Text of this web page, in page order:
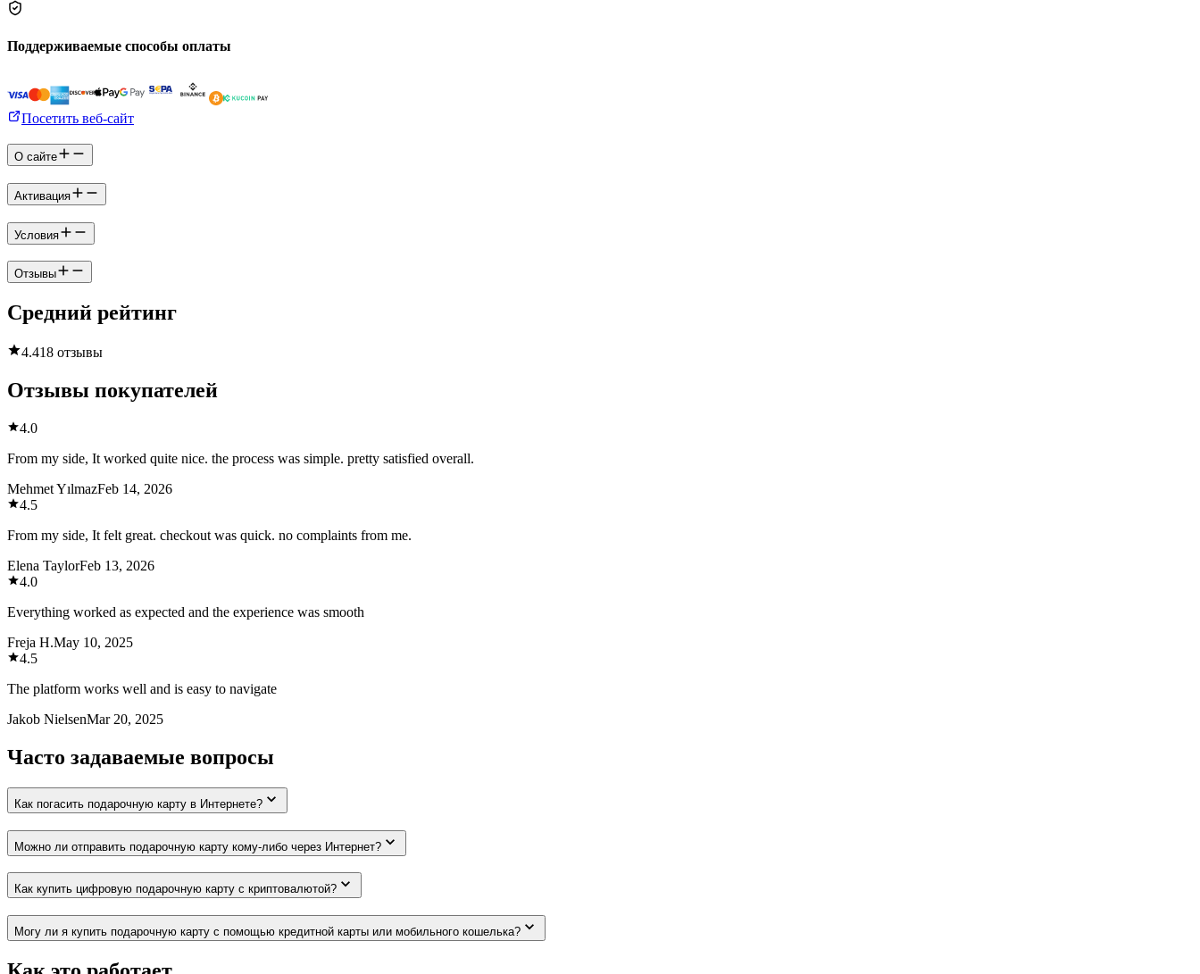
Поддерживаемые способы оплаты
Посетить веб-сайт
О сайте
Активация
Условия
Отзывы
Средний рейтинг
4.418 отзывы
Отзывы покупателей
4.0
From my side, It worked quite nice. the process was simple. pretty satisfied overall.
Mehmet YılmazFeb 14, 2026
4.5
From my side, It felt great. checkout was quick. no complaints from me.
Elena TaylorFeb 13, 2026
4.0
Everything worked as expected and the experience was smooth
Freja H.May 10, 2025
4.5
The platform works well and is easy to navigate
Jakob NielsenMar 20, 2025
Часто задаваемые вопросы
Как погасить подарочную карту в Интернете?
Можно ли отправить подарочную карту кому-либо через Интернет?
Как купить цифровую подарочную карту с криптовалютой?
Могу ли я купить подарочную карту с помощью кредитной карты или мобильного кошелька?